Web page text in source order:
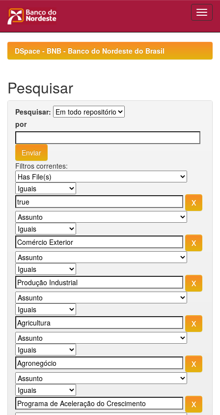
navigationDSpace - BNB - Banco do Nordeste do Brasil
Pesquisar
Pesquisar:
por
Filtros correntes: